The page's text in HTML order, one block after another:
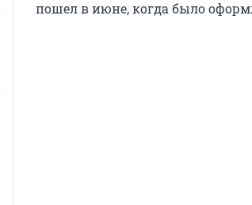
пошел в июне, когда было